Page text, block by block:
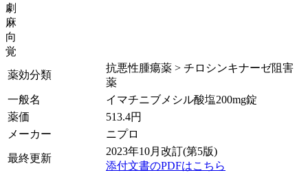
劇
麻
向
覚
薬効分類
抗悪性腫瘍薬 > チロシンキナーゼ阻害
薬
一般名
イマチニブメシル酸塩200mg錠
薬価
513.4円
メーカー
ニプロ
最終更新
2023年10月改訂(第5版)
添付文書のPDFはこちら